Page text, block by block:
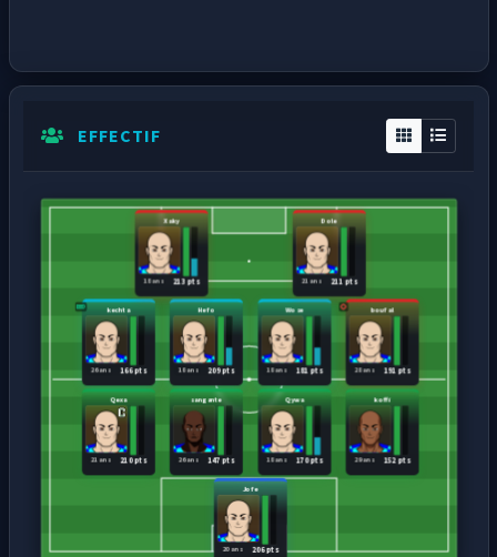
EFFECTIF
Jofe
206 pts
20 ans
Qexa
210 pts
21 ans
sangante
147 pts
26 ans
Qywa
170 pts
18 ans
koffi
152 pts
29 ans
kechta
166 pts
26 ans
Hefo
209 pts
18 ans
Wose
181 pts
18 ans
boufal
191 pts
28 ans
Xaky
213 pts
18 ans
Dole
211 pts
21 ans